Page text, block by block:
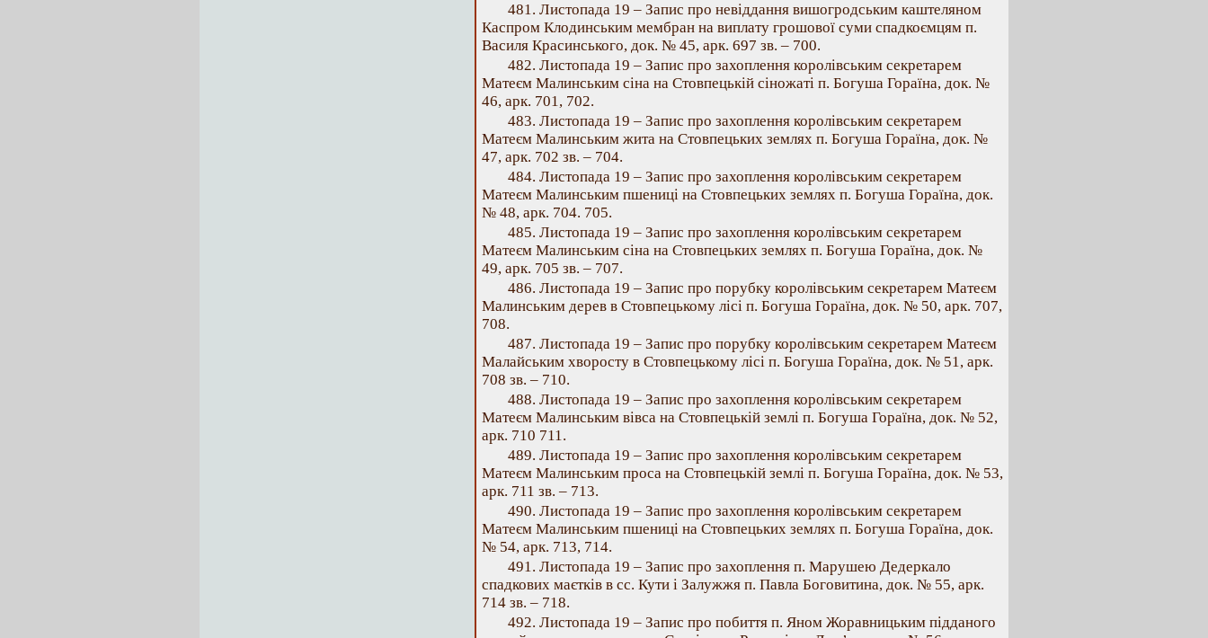
481. Листопада 19 – Запис про невіддання вишогродським каштеляном
Каспром Клодинським мембран на виплату грошової суми спадкоємцям п.
Василя Красинського, док. № 45, арк. 697 зв. – 700.
482. Листопада 19 – Запис про захоплення королівським секретарем
Матеєм Малинським сіна на Стовпецькій сіножаті п. Богуша Гораїна, док. №
46, арк. 701, 702.
483. Листопада 19 – Запис про захоплення королівським секретарем
Матеєм Малинським жита на Стовпецьких землях п. Богуша Гораїна, док. №
47, арк. 702 зв. – 704.
484. Листопада 19 – Запис про захоплення королівським секретарем
Матеєм Малинським пшениці на Стовпецьких землях п. Богуша Гораїна, док.
№ 48, арк. 704. 705.
485. Листопада 19 – Запис про захоплення королівським секретарем
Матеєм Малинським сіна на Стовпецьких землях п. Богуша Гораїна, док. №
49, арк. 705 зв. – 707.
486. Листопада 19 – Запис про порубку королівським секретарем Матеєм
Малинським дерев в Стовпецькому лісі п. Богуша Гораїна, док. № 50, арк. 707,
708.
487. Листопада 19 – Запис про порубку королівським секретарем Матеєм
Малайським хворосту в Стовпецькому лісі п. Богуша Гораїна, док. № 51, арк.
708 зв. – 710.
488. Листопада 19 – Запис про захоплення королівським секретарем
Матеєм Малинським вівса на Стовпецькій землі п. Богуша Гораїна, док. № 52,
арк. 710 711.
489. Листопада 19 – Запис про захоплення королівським секретарем
Матеєм Малинським проса на Стовпецькій землі п. Богуша Гораїна, док. № 53,
арк. 711 зв. – 713.
490. Листопада 19 – Запис про захоплення королівським секретарем
Матеєм Малинським пшениці на Стовпецьких землях п. Богуша Гораїна, док.
№ 54, арк. 713, 714.
491. Листопада 19 – Запис про захоплення п. Марушею Дедеркало
спадкових маєтків в сс. Кути і Залужжя п. Павла Боговитина, док. № 55, арк.
714 зв. – 718.
492. Листопада 19 – Запис про побиття п. Яном Жоравницьким підданого